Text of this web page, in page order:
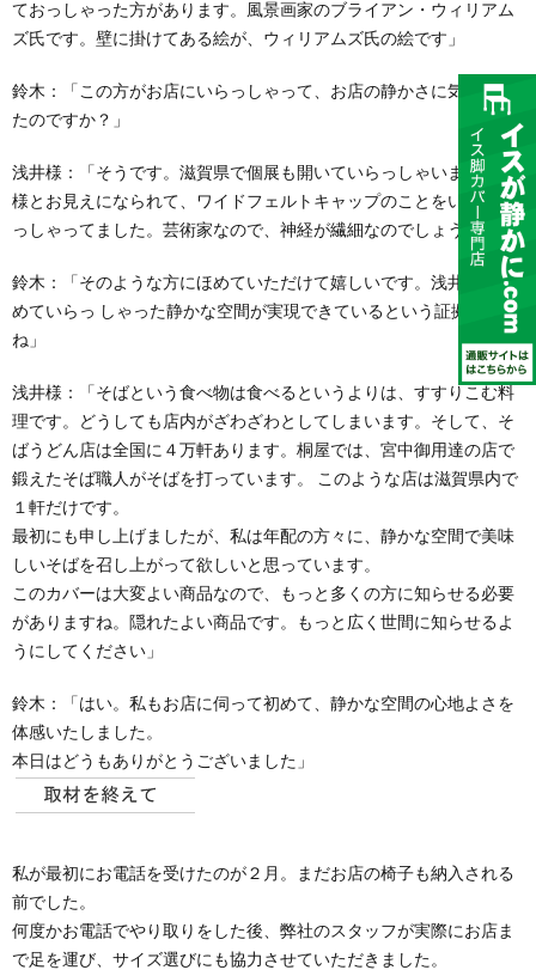
ておっしゃった方があります。風景画家のブライアン・ウィリアム
ズ氏です。壁に掛けてある絵が、ウィリアムズ氏の絵です」
鈴木 ：「この方がお店にいらっしゃって、お店の静かさに気付かれ
たのですか？」
浅井様：
「そうです。滋賀県で個展も開いていらっしゃいます。奥
様とお見えになられて、ワイドフェルトキャップのことをいいとお
っしゃってました。芸術家なので、神経が繊細なのでしょうね」
鈴木：
「そのような方にほめていただけて嬉しいです。浅井様が求
めていらっ しゃった静かな空間が実現できているという証拠です
ね」
浅井様：
「そばという食べ物は食べるというよりは、すすりこむ料
理です。どうしても店内がざわざわとしてしまいます。そして、そ
ばうどん店は全国に４万軒あります。桐屋では、宮中御用達の店で
鍛えたそば職人がそばを打っています。 このような店は滋賀県内で
１軒だけです。
最初にも申し上げましたが、私は年配の方々に、静かな空間で美味
しいそばを召し上がって欲しいと思っています。
このカバーは大変よい商品なので、もっと多くの方に知らせる必要
がありますね。隠れたよい商品です。もっと広く世間に知らせるよ
うにしてください」
鈴木 ：「はい。私もお店に伺って初めて、静かな空間の心地よさを
体感いたしました。
本日はどうもありがとうございました」
私が最初にお電話を受けたのが２月。まだお店の椅子も納入される
前でした。
何度かお電話でやり取りをした後、弊社のスタッフが実際にお店ま
で足を運び、サイズ選びにも協力させていただきました。